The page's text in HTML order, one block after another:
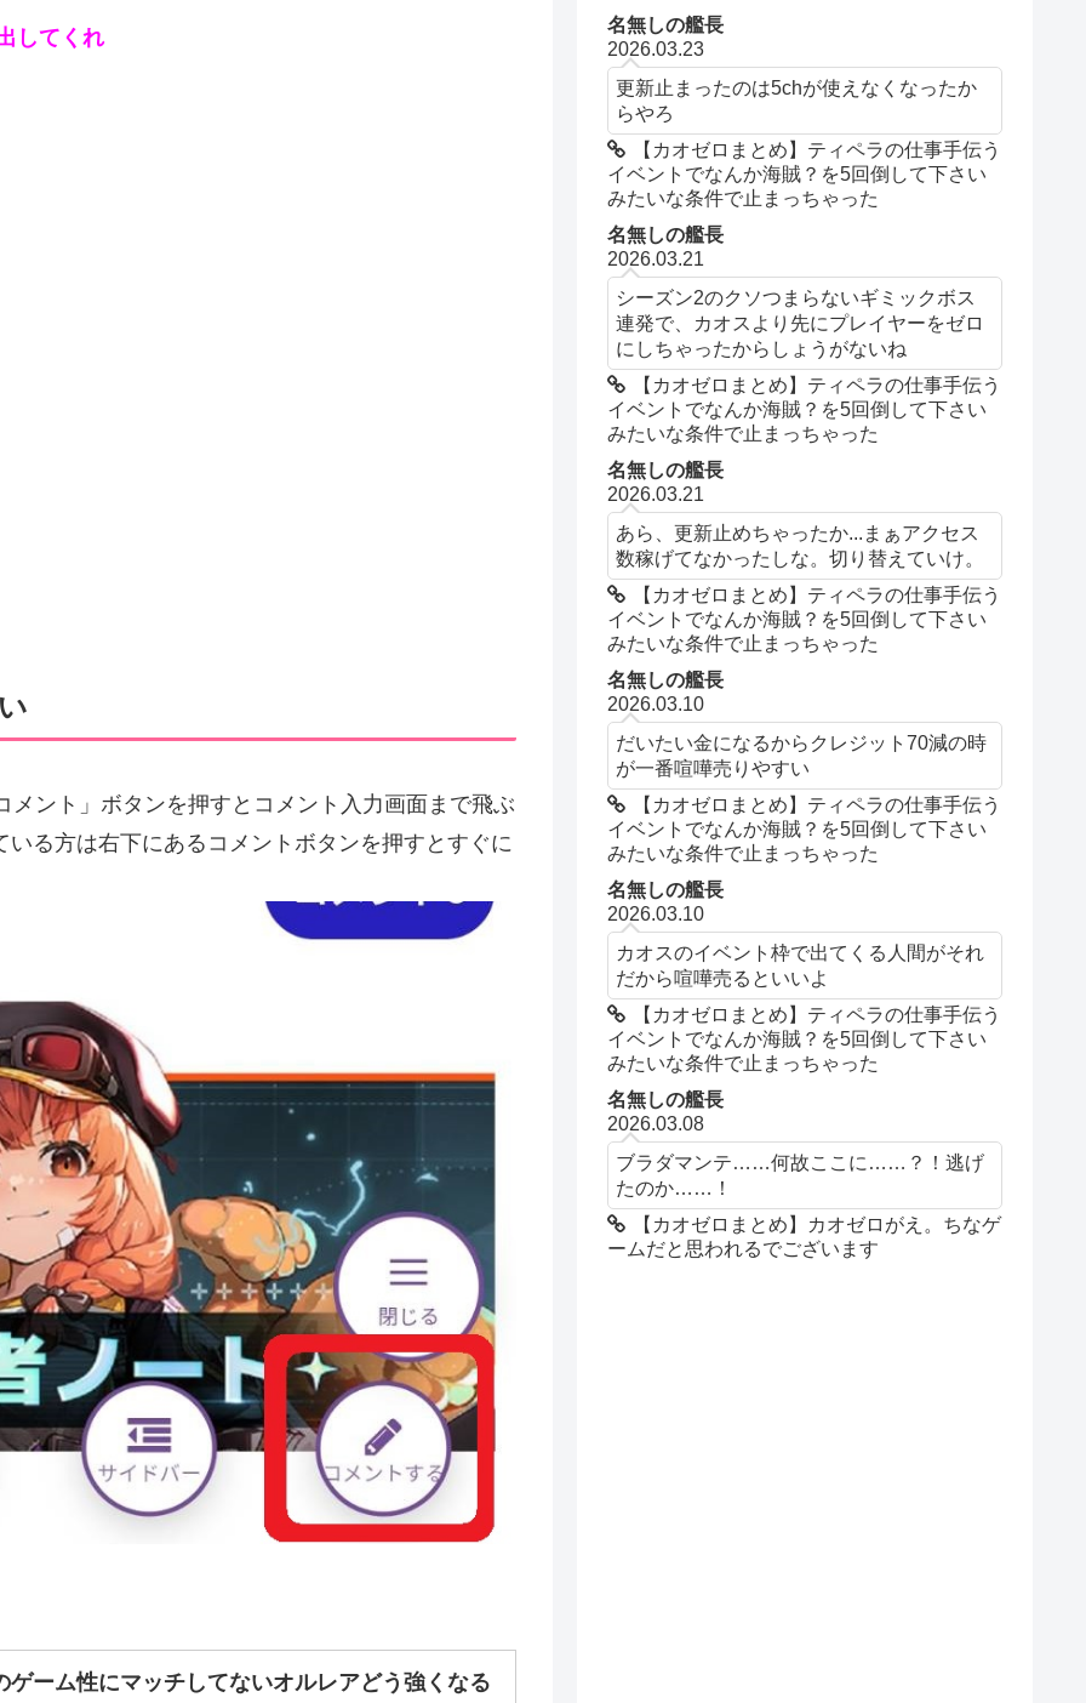
してくれ
ント」ボタンを押すとコメント入力画面まで飛ぶ
る方は右下にあるコメントボタンを押すとすぐに
ゲーム性にマッチしてないオルレアどう強くなる
名無しの艦長
2026.03.23
更新止まったのは5chが使えなくなったか
らやろ
【カオゼロまとめ】ティペラの仕事手伝う
イベントでなんか海賊？を5回倒して下さい
みたいな条件で止まっちゃった
名無しの艦長
2026.03.21
シーズン2のクソつまらないギミックボス
連発で、カオスより先にプレイヤーをゼロ
にしちゃったからしょうがないね
【カオゼロまとめ】ティペラの仕事手伝う
イベントでなんか海賊？を5回倒して下さい
みたいな条件で止まっちゃった
名無しの艦長
2026.03.21
あら、更新止めちゃったか...まぁアクセス
数稼げてなかったしな。切り替えていけ。
【カオゼロまとめ】ティペラの仕事手伝う
イベントでなんか海賊？を5回倒して下さい
みたいな条件で止まっちゃった
名無しの艦長
2026.03.10
だいたい金になるからクレジット70減の時
が一番喧嘩売りやすい
【カオゼロまとめ】ティペラの仕事手伝う
イベントでなんか海賊？を5回倒して下さい
みたいな条件で止まっちゃった
名無しの艦長
2026.03.10
カオスのイベント枠で出てくる人間がそれ
だから喧嘩売るといいよ
【カオゼロまとめ】ティペラの仕事手伝う
イベントでなんか海賊？を5回倒して下さい
みたいな条件で止まっちゃった
名無しの艦長
2026.03.08
ブラダマンテ……何故ここに……？！逃げ
たのか……！
【カオゼロまとめ】カオゼロがえ。ちなゲ
ームだと思われるでございます